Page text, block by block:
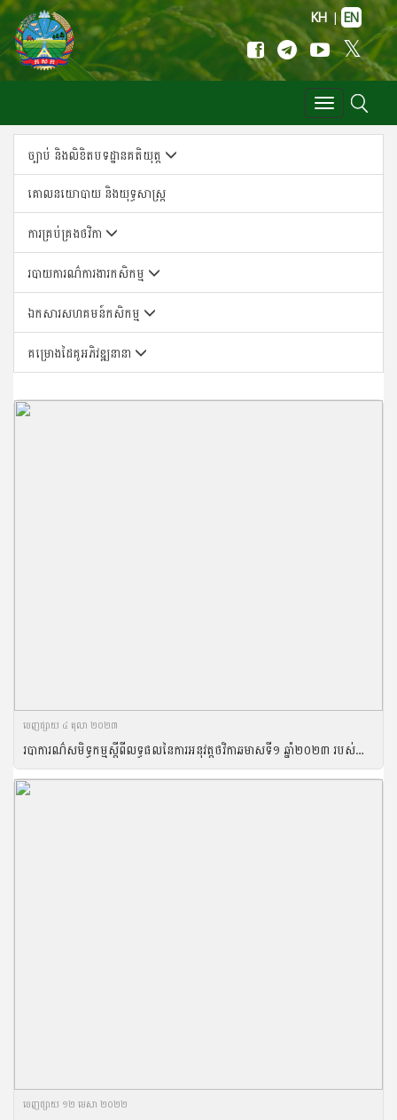
KH | EN
Toggle
navigation
ច្បាប់ និងលិខិតបទដ្ឋានគតិយុត្ត
គោលន​យោបាយ និង​យុទ្ធសា​ស្ត្រ
ការគ្រប់គ្រងថវិកា
របាយការណ៌ការងារកសិកម្ម
ឯកសារសហគមន៍កសិកម្ម
គម្រោងដៃគូអភិវឌ្ឍនានា
ចេញ​ផ្សាយ​ ៤ តុលា ២០២៣
របាការណ៌សមិទ្ធកម្ម​ស្តីពីលទ្ធផលនៃការអនុវត្តថវិកាឆមាសទី១ ឆ្នាំ២០២៣ របស់ក្រសួងកសិកម្ម រុក្ខាប្រមាញ់ និងនេសាទ
ចេញ​ផ្សាយ​ ១២ មេសា ២០២២